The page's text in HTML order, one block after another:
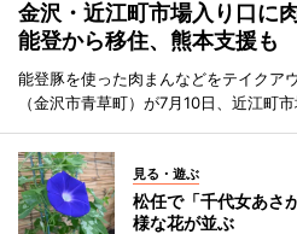
金沢・近江町市場入り口に
能登から移住、熊本支援も
能登豚を使った肉まんなどをテイクア
（金沢市青草町）が7月10日、近江町
見る・遊ぶ
松任で「千代女あさ
様な花が並ぶ